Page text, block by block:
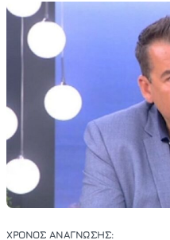
ΧΡΟΝΟΣ ΑΝΑΓΝΩΣΗΣ: